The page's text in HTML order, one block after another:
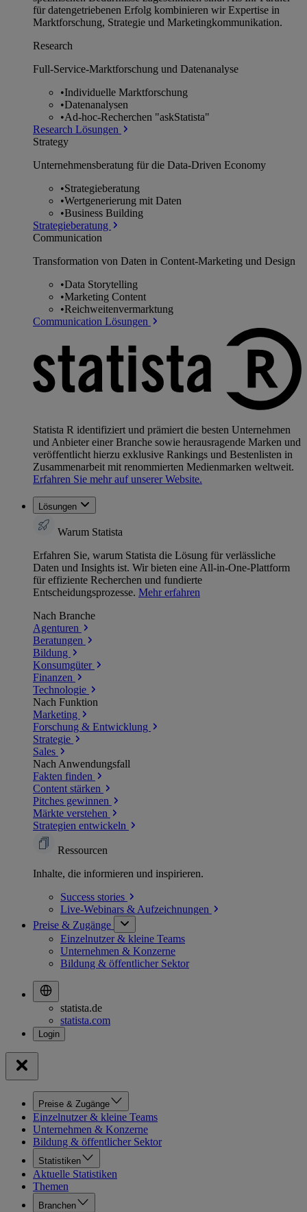
für datengetriebenen Erfolg kombinieren wir Expertise in
Marktforschung, Strategie und Marketingkommunikation.
Research
Full-Service-Marktforschung und Datenanalyse
•Individuelle Marktforschung
•Datenanalysen
•Ad-hoc-Recherchen "askStatista"
Research Lösungen
Strategy
Unternehmens­beratung für die Data-Driven Economy
•Strategieberatung
•Wertgenerierung mit Daten
•Business Building
Strategieberatung
Communication
Transformation von Daten in Content-Marketing und Design
•Data Storytelling
•Marketing Content
•Reichweitenvermarktung
Communication Lösungen
Statista R identifiziert und prämiert die besten Unternehmen
und Anbieter einer Branche sowie herausragende Marken und
veröffentlicht hierzu exklusive Rankings und Bestenlisten in
Zusammenarbeit mit renommierten Medienmarken weltweit.
Erfahren Sie mehr auf unserer Website.
Lösungen
Warum Statista
Erfahren Sie, warum Statista die Lösung für verlässliche
Daten und Insights ist. Wir bieten eine All-in-One-Plattform
für effiziente Recherchen und fundierte
Entscheidungsprozesse. Mehr erfahren
Nach Branche
Agenturen
Beratungen
Bildung
Konsumgüter
Finanzen
Technologie
Nach Funktion
Marketing
Forschung & Entwicklung
Strategie
Sales
Nach Anwendungsfall
Fakten finden
Content stärken
Pitches gewinnen
Märkte verstehen
Strategien entwickeln
Ressourcen
Inhalte, die informieren und inspirieren.
Success stories
Live-Webinars & Aufzeichnungen
Preise & Zugänge
Einzelnutzer & kleine Teams
Unternehmen & Konzerne
Bildung & öffentlicher Sektor
statista.de
statista.com
Preise & Zugänge
Einzelnutzer & kleine Teams
Unternehmen & Konzerne
Bildung & öffentlicher Sektor
Statistiken
Aktuelle Statistiken
Themen
Branchen